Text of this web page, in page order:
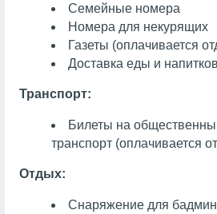
Семейные номера
Номера для некурящих
Газеты (оплачивается
Доставка еды и
Транспорт:
Билеты на
транспорт (оплачивается
Отдых:
Снаряжение для